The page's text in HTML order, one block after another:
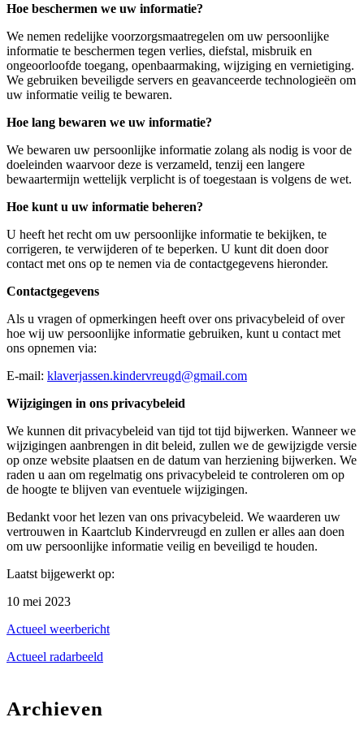
Hoe beschermen we uw informatie?
We nemen redelijke voorzorgsmaatregelen om uw persoonlijke
informatie te beschermen tegen verlies, diefstal, misbruik en
ongeoorloofde toegang, openbaarmaking, wijziging en vernietiging.
We gebruiken beveiligde servers en geavanceerde technologieën om
uw informatie veilig te bewaren.
Hoe lang bewaren we uw informatie?
We bewaren uw persoonlijke informatie zolang als nodig is voor de
doeleinden waarvoor deze is verzameld, tenzij een langere
bewaartermijn wettelijk verplicht is of toegestaan is volgens de wet.
Hoe kunt u uw informatie beheren?
U heeft het recht om uw persoonlijke informatie te bekijken, te
corrigeren, te verwijderen of te beperken. U kunt dit doen door
contact met ons op te nemen via de contactgegevens hieronder.
Contactgegevens
Als u vragen of opmerkingen heeft over ons privacybeleid of over
hoe wij uw persoonlijke informatie gebruiken, kunt u contact met
ons opnemen via:
E-mail: klaverjassen.kindervreugd@gmail.com
Wijzigingen in ons privacybeleid
We kunnen dit privacybeleid van tijd tot tijd bijwerken. Wanneer we
wijzigingen aanbrengen in dit beleid, zullen we de gewijzigde versie
op onze website plaatsen en de datum van herziening bijwerken. We
raden u aan om regelmatig ons privacybeleid te controleren om op
de hoogte te blijven van eventuele wijzigingen.
Bedankt voor het lezen van ons privacybeleid. We waarderen uw
vertrouwen in Kaartclub Kindervreugd en zullen er alles aan doen
om uw persoonlijke informatie veilig en beveiligd te houden.
Laatst bijgewerkt op:
10 mei 2023
Actueel weerbericht
Actueel radarbeeld
Archieven